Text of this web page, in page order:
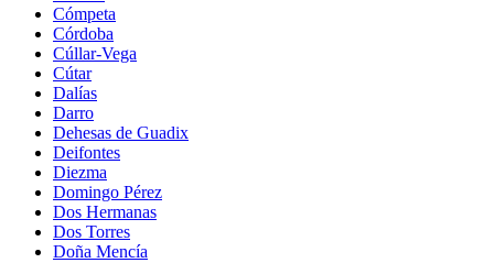
Cómpeta
Córdoba
Cúllar-Vega
Cútar
Dalías
Darro
Dehesas de Guadix
Deifontes
Diezma
Domingo Pérez
Dos Hermanas
Dos Torres
Doña Mencía